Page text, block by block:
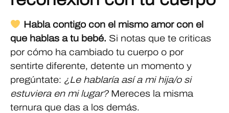
Habla contigo con el mismo amor con el
que hablas a tu bebé. Si notas que te criticas
por cómo ha cambiado tu cuerpo o por
sentirte diferente, detente un momento y
pregúntate: ¿Le hablaría así a mi hija/o si
estuviera en mi lugar?Mereces la misma
ternura que das a los demás.